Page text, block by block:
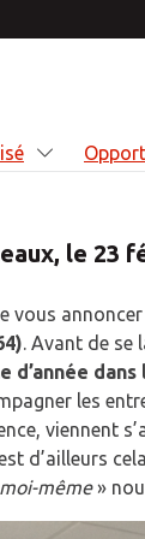
Notre
Nous
devenir plus
de solutions
EN
Devenir un
être une
commerce,
la logistique
Devenez un
boostez
solutions
moyennes
A
Nous
fournit une
aux
EN
le 23
vous annoncer
. Avant de se
d’année
les
viennent
d’ailleurs
même»